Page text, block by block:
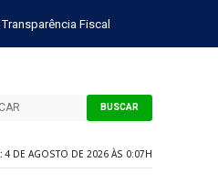
Transparência Fiscal
BUSCAR
4 DE AGOSTO DE 2026 ÀS 0:07H